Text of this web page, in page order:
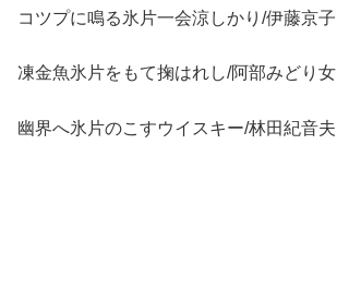
コツプに鳴る氷片一会涼しかり/伊藤京子
凍金魚氷片をもて掬はれし/阿部みどり女
幽界へ氷片のこすウイスキー/林田紀音夫